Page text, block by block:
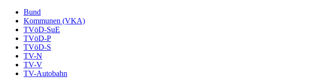
Bund
Kommunen (VKA)
TVöD-SuE
TVöD-P
TVöD-S
TV-N
TV-V
TV-Autobahn